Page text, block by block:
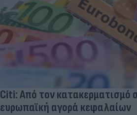
Citi: Από τον κατακερματισμό
ευρωπαϊκή αγορά κεφαλαίων